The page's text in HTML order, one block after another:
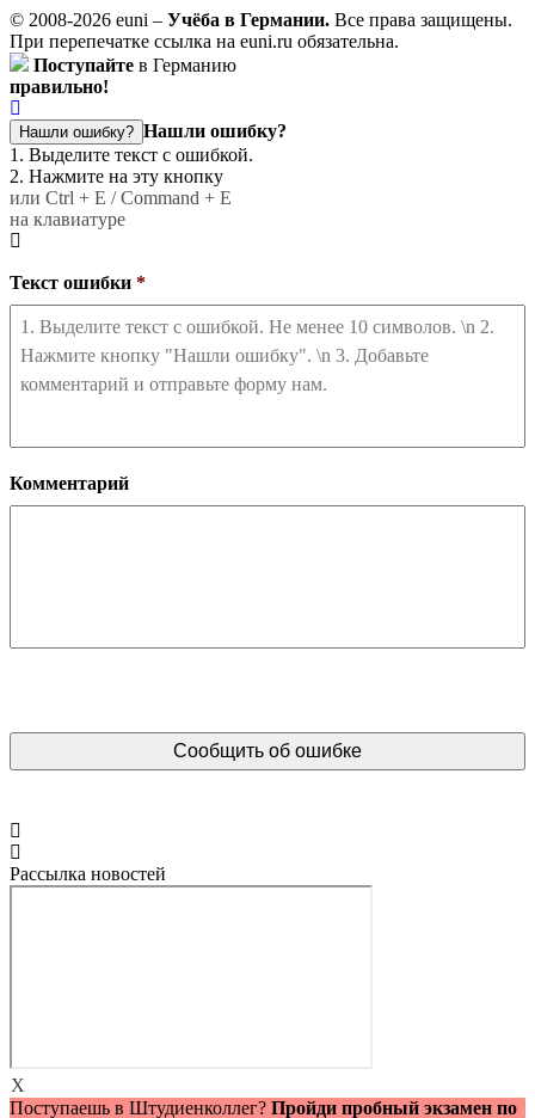
© 2008-2026 euni – Учёба в Германии. Все права защищены.
При перепечатке ссылка на euni.ru обязательна.
Поступайте в Германию
правильно!
Нашли ошибку? Нашли ошибку?
1. Выделите текст с ошибкой.
2. Нажмите на эту кнопку
или Ctrl + E / Command + E
на клавиатуре
Текст ошибки *
Комментарий
Рассылка новостей
X
Поступаешь в Штудиенколлег? Пройди пробный экзамен по